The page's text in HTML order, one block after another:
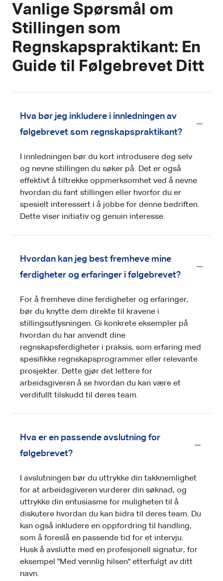
Vanlige Spørsmål om
Stillingen som
Regnskapspraktikant: En
Guide til Følgebrevet Ditt
Hva bør jeg inkludere i innledningen av
følgebrevet som regnskapspraktikant?
I innledningen bør du kort introdusere deg selv
og nevne stillingen du søker på. Det er også
effektivt å tiltrekke oppmerksomhet ved å nevne
hvordan du fant stillingen eller hvorfor du er
spesielt interessert i å jobbe for denne bedriften.
Dette viser initiativ og genuin interesse.
Hvordan kan jeg best fremheve mine
ferdigheter og erfaringer i følgebrevet?
For å fremheve dine ferdigheter og erfaringer,
bør du knytte dem direkte til kravene i
stillingsutlysningen. Gi konkrete eksempler på
hvordan du har anvendt dine
regnskapsferdigheter i praksis, som erfaring med
spesifikke regnskapsprogrammer eller relevante
prosjekter. Dette gjør det lettere for
arbeidsgiveren å se hvordan du kan være et
verdifullt tilskudd til deres team.
Hva er en passende avslutning for
følgebrevet?
I avslutningen bør du uttrykke din takknemlighet
for at arbeidsgiveren vurderer din søknad, og
uttrykke din entusiasme for muligheten til å
diskutere hvordan du kan bidra til deres team. Du
kan også inkludere en oppfordring til handling,
som å foreslå en passende tid for et intervju.
Husk å avslutte med en profesjonell signatur, for
eksempel "Med vennlig hilsen" etterfulgt av ditt
navn.